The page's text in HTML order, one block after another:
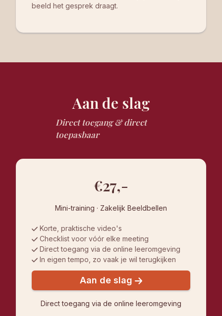
beeld het gesprek draagt.
Aan de slag
Direct toegang & direct
toepasbaar
€27,-
Mini-training · Zakelijk Beeldbellen
Korte, praktische video's
Checklist voor vóór elke meeting
Direct toegang via de online leeromgeving
In eigen tempo, zo vaak je wil terugkijken
Aan de slag
Direct toegang via de online leeromgeving